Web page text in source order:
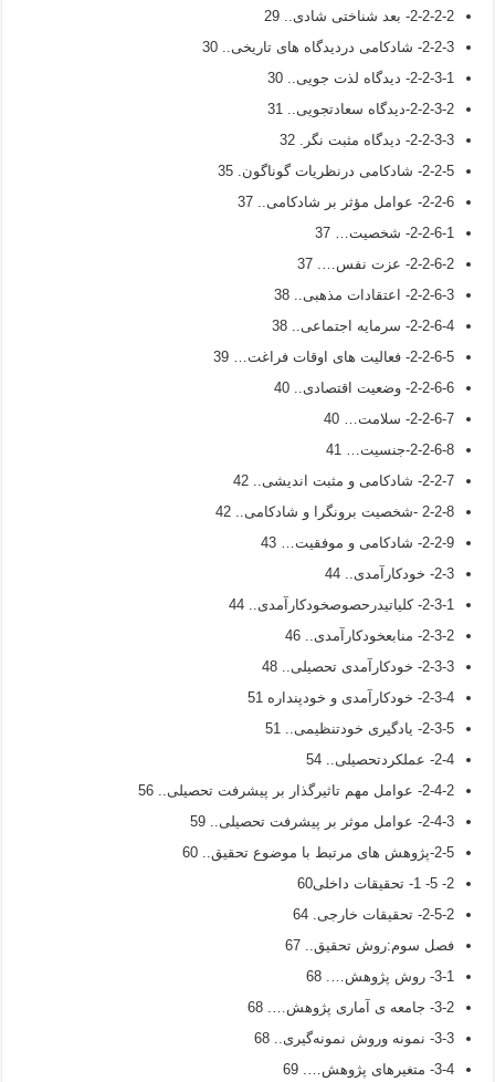
2-2-2-2- بعد شناختی شادی.. 29
2-2-3- شادکامی دردیدگاه های تاریخی.. 30
2-2-3-1- دیدگاه لذت جویی.. 30
2-2-3-2-دیدگاه سعادتجویی.. 31
2-2-3-3- دیدگاه مثبت نگر. 32
2-2-5- شادکامی درنظریات گوناگون. 35
2-2-6- عوامل مؤثر بر شادکامی.. 37
2-2-6-1- شخصیت… 37
2-2-6-2- عزت نفس…. 37
2-2-6-3- اعتقادات مذهبی.. 38
2-2-6-4- سرمایه اجتماعی.. 38
2-2-6-5- فعالیت های اوقات فراغت… 39
2-2-6-6- وضعیت اقتصادی.. 40
2-2-6-7- سلامت… 40
2-2-6-8-جنسیت… 41
2-2-7- شادکامی و مثبت اندیشی.. 42
2-2-8 -شخصیت برونگرا و شادکامی.. 42
2-2-9- شادکامی و موفقیت… 43
2-3- خودکارآمدی.. 44
2-3-1- کلیاتیدرحصوصخودکارآمدی.. 44
2-3-2- منابعخودکارآمدی.. 46
2-3-3- خودکارآمدی تحصیلی.. 48
2-3-4- خودکارآمدی و خودپنداره 51
2-3-5- یادگیری خودتنظیمی.. 51
2-4- عملکردتحصیلی.. 54
2-4-2- عوامل مهم تاثیرگذار بر پیشرفت تحصیلی.. 56
2-4-3- عوامل موثر بر پیشرفت تحصیلی.. 59
2-5-پژوهش­ های مرتبط با موضوع تحقیق.. 60
2- 5- 1- تحقیقات داخلی60
2-5-2- تحقیقات خارجی. 64
فصل سوم:روش تحقیق.. 67
3-1- روش پژوهش…. 68
3-2- جامعه‌ ی آماری پژوهش…. 68
3-3- نمونه وروش نمونه‌گیری.. 68
3-4- متغیرهای پژوهش…. 69